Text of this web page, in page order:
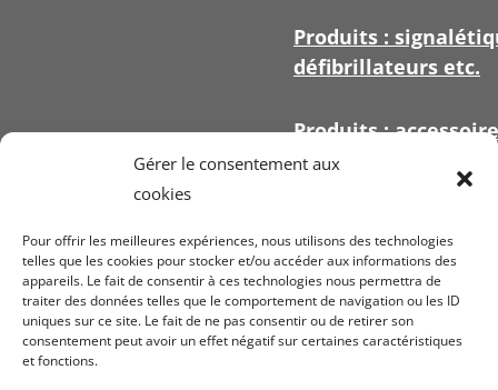
Gérer le consentement aux
cookies
Pour offrir les meilleures expériences, nous utilisons des technologies
telles que les cookies pour stocker et/ou accéder aux informations des
appareils. Le fait de consentir à ces technologies nous permettra de
traiter des données telles que le comportement de navigation ou les ID
uniques sur ce site. Le fait de ne pas consentir ou de retirer son
consentement peut avoir un effet négatif sur certaines caractéristiques
et fonctions.
Produits :
défibrillateurs etc.
Produits :
signalétique
Voir nos